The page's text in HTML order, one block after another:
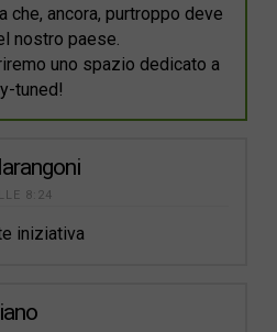
che, ancora, purtroppo deve
nostro paese.
uno spazio dedicato a
tuned!
8:24
iniziativa